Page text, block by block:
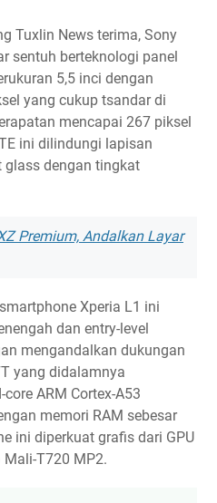
Tuxlin News terima, Sony
sentuh berteknologi panel
5,5 inci dengan
yang cukup tsandar di
mencapai 267 piksel
ini dilindungi lapisan
glass dengan tingkat
Premium, Andalkan Layar
Xperia L1 ini
dan entry-level
mengandalkan dukungan
yang didalamnya
ARM Cortex-A53
memori RAM sebesar
ini diperkuat grafis dari GPU
Mali-T720 MP2.